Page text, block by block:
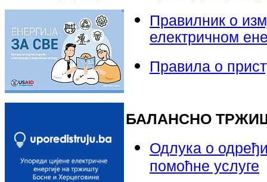
Правилник о
електричном
Правила о
БАЛАНСНО
Одлука о
помоћне услуге